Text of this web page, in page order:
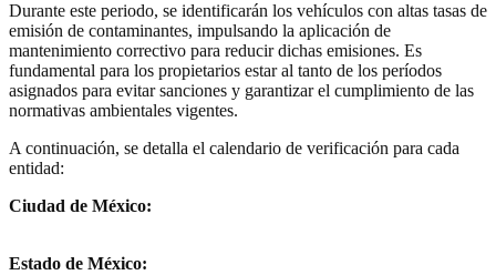
Durante este periodo, se identificarán los vehículos con altas tasas de
emisión de contaminantes, impulsando la aplicación de
mantenimiento correctivo para reducir dichas emisiones. Es
fundamental para los propietarios estar al tanto de los períodos
asignados para evitar sanciones y garantizar el cumplimiento de las
normativas ambientales vigentes.
A continuación, se detalla el calendario de verificación para cada
entidad:
Ciudad de México:
Estado de México: